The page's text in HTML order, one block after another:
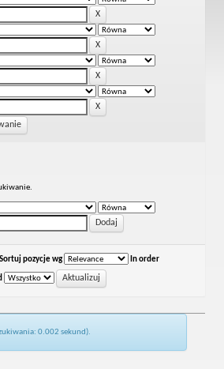
Sortuj pozycje wg In order
0.002 sekund).